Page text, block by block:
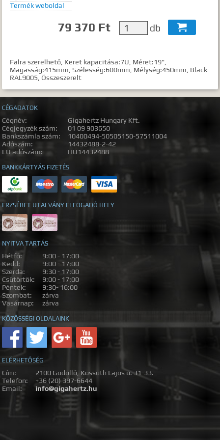
Termék weboldal
79 370 Ft db 
Falra szerelhető, Keret kapacitása:7U, Méret:19",
Magasság:415mm, Szélesség:600mm, Mélység:450mm, Black
RAL9005, Összeszerelt
CÉGADATOK
Cégnév:
Gigahertz Hungary Kft.
Cégjegyzék szám:
01 09 903650
Bankszámla szám:
10400494-50505150-57511004
Adószám:
14432488-2-42
EU adószám:
HU14432488
BANKKÁRTYÁS FIZETÉS
ERZSÉBET UTALVÁNY ELFOGADÓ HELY
NYITVA TARTÁS
Hétfő:
9:00 - 17:00
Kedd:
9:00 - 17:00
Szerda:
9:30 - 17:00
Csütörtök:
9:00 - 17:00
Péntek:
9:30- 16:00
Szombat:
zárva
Vasárnap:
zárva
KÖZÖSSÉGI OLDALAINK
ELÉRHETŐSÉG
Cím:
2100 Gödöllő, Kossuth Lajos u. 31-33.
Telefon:
+36 (20) 397-6644
Email:
info@gigahertz.hu